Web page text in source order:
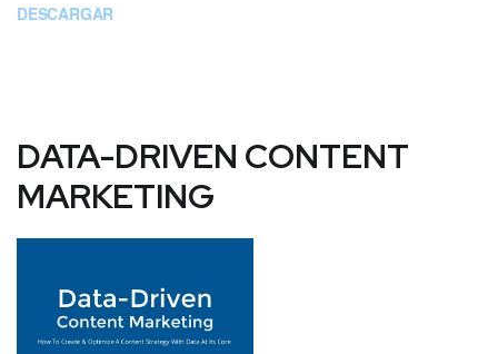
DESCARGAR
DATA-DRIVEN CONTENT
MARKETING